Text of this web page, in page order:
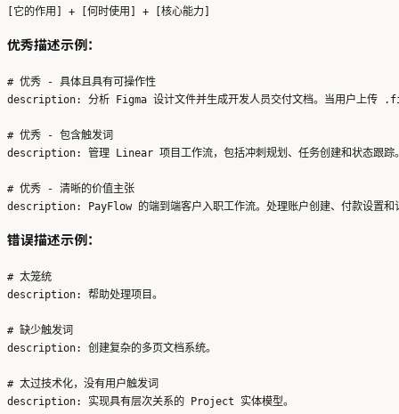
优秀描述示例：
# 优秀 - 具体且具有可操作性
description: 分析 Figma 设计文件并生成开发人员交付文档。当用户上传
# 优秀 - 包含触发词
description: 管理 Linear 项目工作流，包括冲刺规划、任务创建和状态跟
# 优秀 - 清晰的价值主张
错误描述示例：
# 太笼统
description: 帮助处理项目。
# 缺少触发词
description: 创建复杂的多页文档系统。
# 太过技术化，没有用户触发词